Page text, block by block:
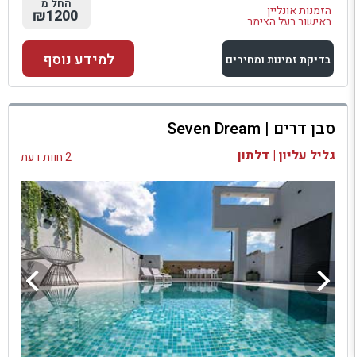
הזמנות אונליין
באישור בעל הצימר
החל מ
₪1200
בדיקת זמינות ומחירים
למתחם זה
בדיקת זמינות ומחירים
למידע נוסף
סבן דרים | Seven Dream
גליל עליון | דלתון 2 חוות דעת